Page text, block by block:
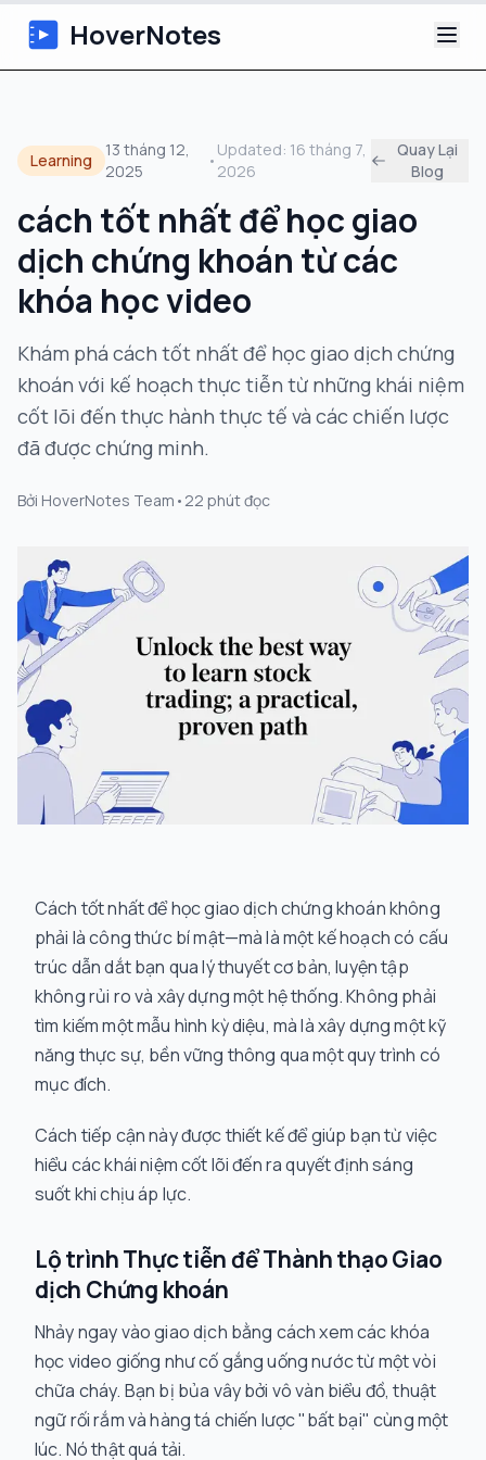
HoverNotes
Extension
Ghi chú Video AI
Hướng dẫn
Giới thiệu
Blog
Learning
13 tháng 12,
2025
•
Updated: 16 tháng 7,
2026
Quay Lại
Blog
cách tốt nhất để học giao
dịch chứng khoán từ các
khóa học video
Khám phá cách tốt nhất để học giao dịch chứng
khoán với kế hoạch thực tiễn từ những khái niệm
cốt lõi đến thực hành thực tế và các chiến lược
đã được chứng minh.
Bởi HoverNotes Team • 22 phút đọc
Cách tốt nhất để học giao dịch chứng khoán không
phải là công thức bí mật—mà là một kế hoạch có cấu
trúc dẫn dắt bạn qua lý thuyết cơ bản, luyện tập
không rủi ro và xây dựng một hệ thống. Không phải
tìm kiếm một mẫu hình kỳ diệu, mà là xây dựng một kỹ
năng thực sự, bền vững thông qua một quy trình có
mục đích.
Cách tiếp cận này được thiết kế để giúp bạn từ việc
hiểu các khái niệm cốt lõi đến ra quyết định sáng
suốt khi chịu áp lực.
Lộ trình Thực tiễn để Thành thạo Giao
dịch Chứng khoán
Nhảy ngay vào giao dịch bằng cách xem các khóa
học video giống như cố gắng uống nước từ một vòi
chữa cháy. Bạn bị bủa vây bởi vô vàn biểu đồ, thuật
ngữ rối rắm và hàng tá chiến lược "bất bại" cùng một
lúc. Nó thật quá tải.